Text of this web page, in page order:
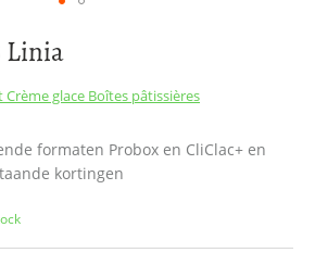
Linia
Crème glace Boîtes pâtissières
formaten Probox en CliClac+ en
kortingen